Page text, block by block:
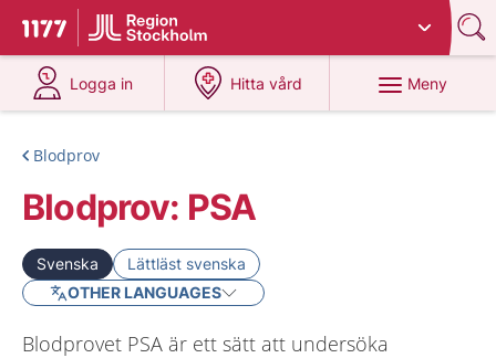
Till startsidan för 1177
Du har valt region
Logga in
på 1177.se
Hitta vård
på 1177.se
Meny
Blodprov
Blodprov: PSA
Svenska
Lättläst svenska
OTHER LANGUAGES
Blodprovet PSA är ett sätt att undersöka